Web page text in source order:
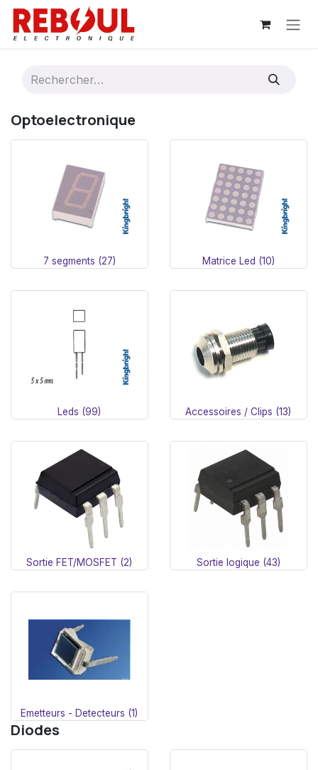
Se rendre au contenu
Optoelectronique
7 segments (27) Matrice Led (10)
Leds (99) Accessoires / Clips (13)
Sortie FET/MOSFET (2) Sortie logique (43)
Emetteurs - Detecteurs (1)
Diodes